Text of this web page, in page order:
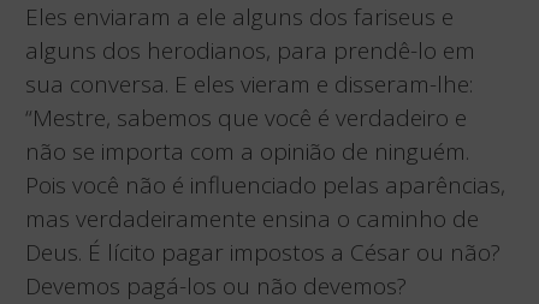
Eles enviaram a ele alguns dos fariseus e
alguns dos herodianos, para prendê-lo em
sua conversa. E eles vieram e disseram-lhe:
“Mestre, sabemos que você é verdadeiro e
não se importa com a opinião de ninguém.
Pois você não é influenciado pelas aparências,
mas verdadeiramente ensina o caminho de
Deus. É lícito pagar impostos a César ou não?
Devemos pagá-los ou não devemos?